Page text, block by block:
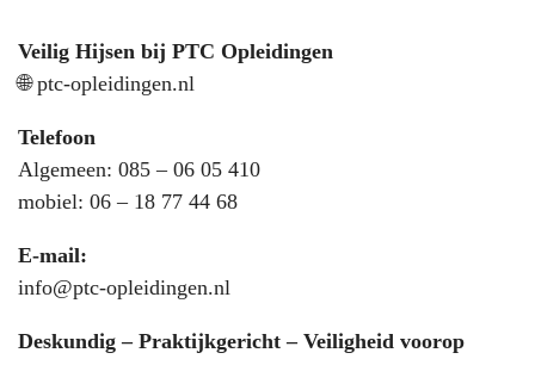
Veilig Hijsen bij PTC Opleidingen
🌐 ptc-opleidingen.nl
Telefoon
Algemeen: 085 – 06 05 410
mobiel: 06 – 18 77 44 68
E-mail:
info@ptc-opleidingen.nl
Deskundig – Praktijkgericht – Veiligheid voorop